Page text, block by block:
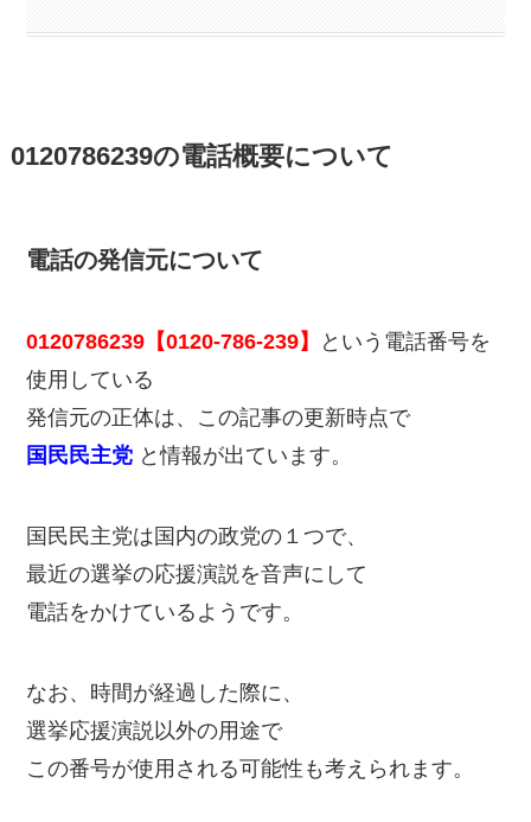
0120786239の電話概要について
電話の発信元について
0120786239【0120-786-239】
という電話番号を
使用している
発信元の正体は、この記事の更新時点で
国民民主党 と情報が出ています。
国民民主党は国内の政党の１つで、
最近の選挙の応援演説を音声にして
電話をかけているようです。
なお、時間が経過した際に、
選挙応援演説以外の用途で
この番号が使用される可能性も考えられます。